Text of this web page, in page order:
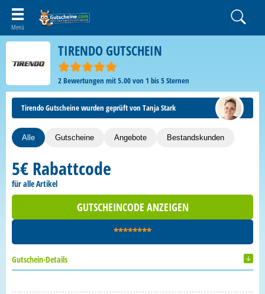
TIRENDO GUTSCHEIN
2Bewertungen mit5.00von 1 bis5Sternen
Tirendo Gutscheine wurden geprüft von Tanja Stark
Alle Gutscheine Angebote Bestandskunden
5€ Rabattcode
für alle Artikel
GUTSCHEINCODE ANZEIGEN
********
Gutschein-Details